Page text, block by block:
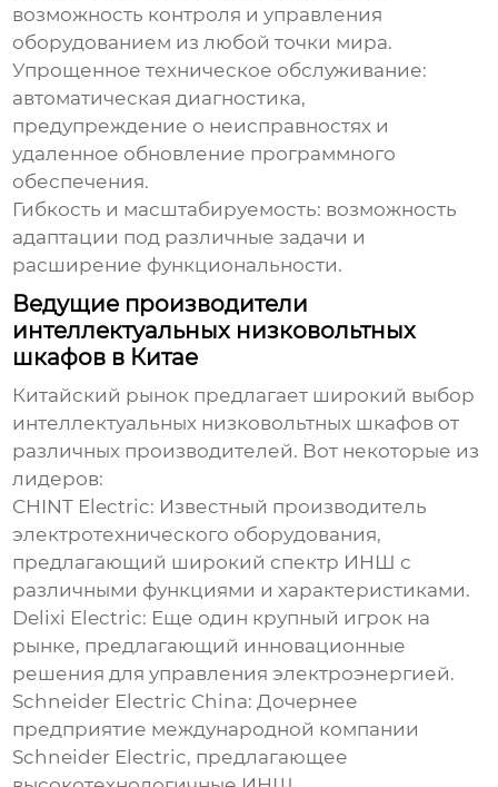
возможность контроля и управления
оборудованием из любой точки мира.
Упрощенное техническое обслуживание:
автоматическая диагностика,
предупреждение о неисправностях и
удаленное обновление программного
обеспечения.
Гибкость и масштабируемость: возможность
адаптации под различные задачи и
расширение функциональности.
Ведущие производители
интеллектуальных низковольтных
шкафов в Китае
Китайский рынок предлагает широкий выбор
интеллектуальных низковольтных шкафов от
различных производителей. Вот некоторые из
лидеров:
CHINT Electric: Известный производитель
электротехнического оборудования,
предлагающий широкий спектр ИНШ с
различными функциями и характеристиками.
Delixi Electric: Еще один крупный игрок на
рынке, предлагающий инновационные
решения для управления электроэнергией.
Schneider Electric China: Дочернее
предприятие международной компании
Schneider Electric, предлагающее